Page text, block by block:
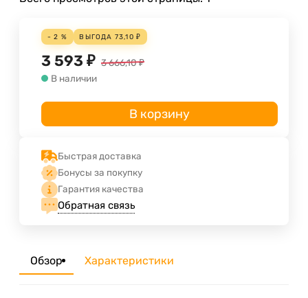
- 2 % ВЫГОДА 73,10 ₽
3 593 ₽ 3 666,10₽
В наличии
В корзину
Быстрая доставка
Бонусы за покупку
Гарантия качества
Обратная связь
Обзор Характеристики